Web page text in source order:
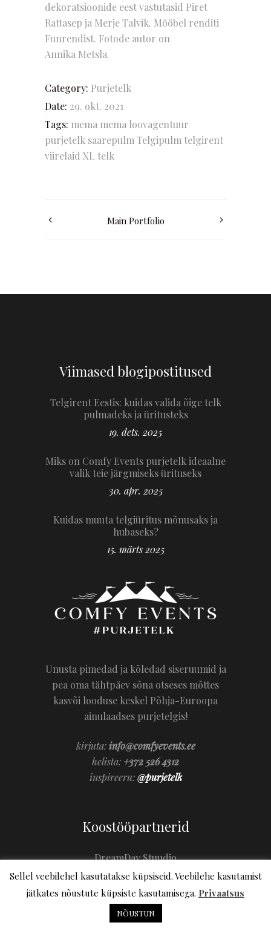
dekoratsioonide eest vastutasid Piret
Rattasep ja Merje Talvik. Mööbel renditi
Funrendist. Fotode autor on
Annika Metsla.
Category: Purjetelk
Date: 29. okt. 2021
Tags: mema mema loovagentuur
purjetelk saarepulmTelgipulm telgirent
viirelaid XL telk
Main Portfolio
Viimased blogipostitused
Telgirent Eestis: kuidas valida õige telk
pulmadeks ja üritusteks
19. dets. 2025
Miks on Comfy Events purjetelk ideaalne
valik teie järgmiseks ürituseks
30. apr. 2025
Kuidas muuta telgiüritus mõnusaks ja
hubaseks?
15. märts 2025
Unusta pimedad ja kõledad siseruumid ja
pea oma tähtpäev sõna otseses mõttes
kasvõi looduse keskel Põhja-Euroopa
ainulaadses purjetelgis!
kirjuta:info@comfyevents.ee
helista: +372 526 4312
inspireeru:@purjetelk
Koostööpartnerid
DreamDay Stuudio
StoryStore pulmakorraldus
Egerta.ee
Lifetime Studio
Sellel veebilehel kasutatakse küpsiseid. Veebilehe kasutamist
jätkates nõustute küpsiste kasutamisega. Privaatsus
NÕUSTUN